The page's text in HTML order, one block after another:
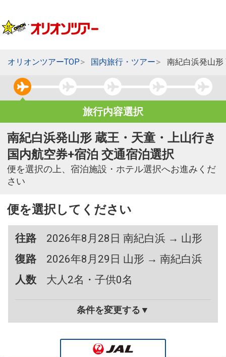
オリオンツアーTOP 国内旅行・ツアー 南紀白浜発山
旅行内容選択
南紀白浜発山形 蔵王・天童・上山行き
国内航空券+宿泊 交通宿泊選択
便を選択の上、宿泊施設・ホテル選択へお進みくだ
さい
便を選択してください
往路
2026年8月28日 南紀白浜 → 山形
復路
2026年8月29日 山形 → 南紀白浜
人数
大人2名・子供0名
条件を変更する▼